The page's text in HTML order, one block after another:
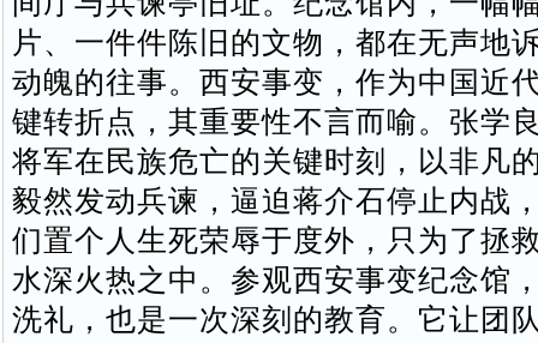
片、一件件陈旧的文物，都在无声地
动魄的往事。西安事变，作为中国近
键转折点，其重要性不言而喻。张学
将军在民族危亡的关键时刻，以非凡
毅然发动兵谏，逼迫蒋介石停止内战
们置个人生死荣辱于度外，只为了拯
水深火热之中。参观西安事变纪念馆
洗礼，也是一次深刻的教育。它让团